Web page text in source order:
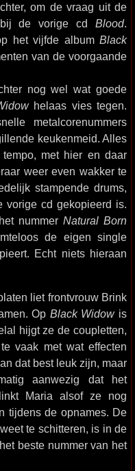
om de vraag uit de
bij de vorige cd Blood.
het vijfde album Black
van de voorgaande
nog wel wat goede
helaas vies tegen.
metalcorenummers
keukenmeid. Alles
met hier en daar
weer even wakker te
stampende drums,
vorige cd gekopieerd is.
nummer Natural Born
de eigen single
Echt niets hieraan
liet frontvrouw Brink
Op Black Widowis
hijgt ze de coupletten,
vaak met wat effecten
dat best leuk zijn, maar
aanwezig dat het
Maria alsof ze nog
tijdens de opnames. De
te schitteren, is in de
beste nummer van het